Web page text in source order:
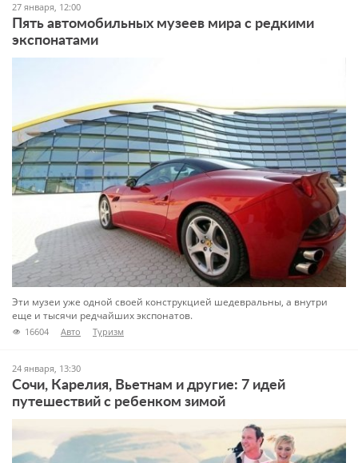
27 января, 12:00
Пять автомобильных музеев мира с редкими
экспонатами
Эти музеи уже одной своей конструкцией шедевральны, а внутри
еще и тысячи редчайших экспонатов.
16604 Авто Туризм
24 января, 13:30
Сочи, Карелия, Вьетнам и другие: 7 идей
путешествий с ребенком зимой